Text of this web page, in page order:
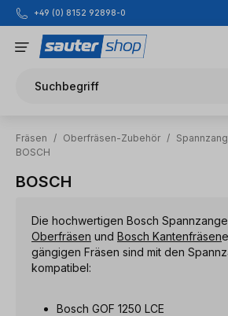
Zum Hauptinhalt springen
+49 (0) 8152 92898-0
Suchbegriff
Fräsen / Oberfräsen-Zubehör /
BOSCH
BOSCH
Die hochwertigen Bosch
Oberfräsen und Bosch Kantenfräsen
gängigen Fräsen sind mit den
kompatibel:
Bosch GOF 1250 LCE